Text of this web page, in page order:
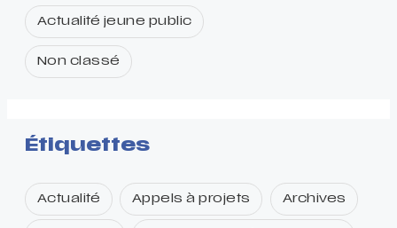
Actualité jeune public
Non classé
Étiquettes
Actualité Appels à projets Archives